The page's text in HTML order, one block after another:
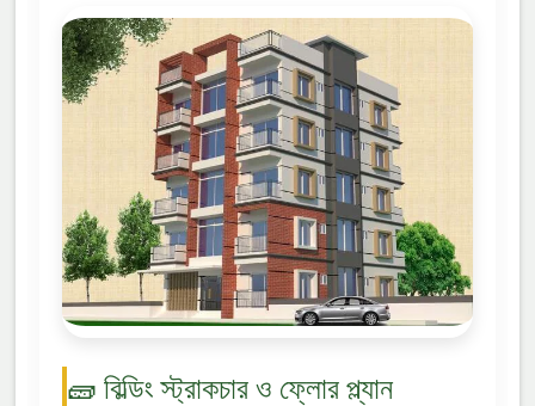
🧱 বিল্ডিং স্ট্রাকচার ও ফ্লোর প্ল্যান